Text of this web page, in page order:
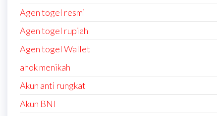
Agen togel resmi
Agen togel rupiah
Agen togel Wallet
ahok menikah
Akun anti rungkat
Akun BNI